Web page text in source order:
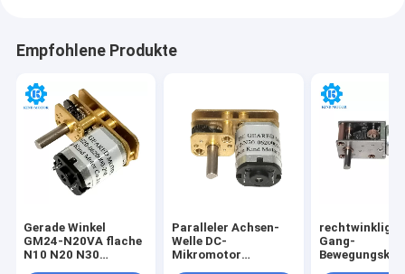
Empfohlene Produkte
Gerade Winkel
GM24-N20VA flache
N10 N20 N30
Paralleler Achsen-
Welle DC-
Mikromotor
rechtwinkliges
Gang-